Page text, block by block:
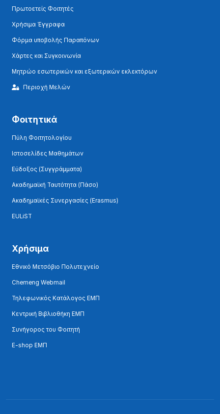
Πρωτοετείς Φοιτητές
Χρήσιμα Έγγραφα
Φόρμα υποβολής Παραπόνων
Χάρτες και Συγκοινωνία
Μητρώο εσωτερικών και εξωτερικών εκλεκτόρων
Περιοχή Μελών
Φοιτητικά
Πύλη Φοιτητολογίου
Ιστοσελίδες Μαθημάτων
Εύδοξος (Συγγράμματα)
Ακαδημαϊκή Ταυτότητα (Πάσο)
Ακαδημαϊκές Συνεργασίες (Erasmus)
EULiST
Χρήσιμα
Εθνικό Μετσόβιο Πολυτεχνείο
Chemeng Webmail
Τηλεφωνικός Κατάλογος ΕΜΠ
Κεντρική Βιβλιοθήκη ΕΜΠ
Συνήγορος του Φοιτητή
E-shop ΕΜΠ